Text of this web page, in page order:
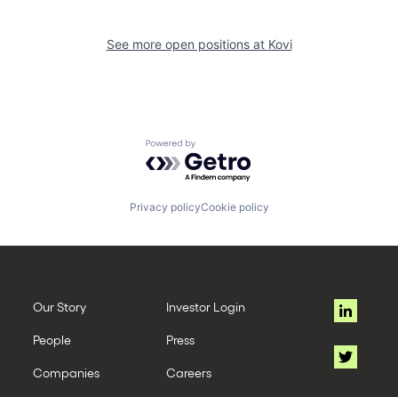
See more open positions at Kovi
Powered by Getro.com
Privacy policyCookie policy
Our Story
People
Companies
Investor Login
Press
Careers